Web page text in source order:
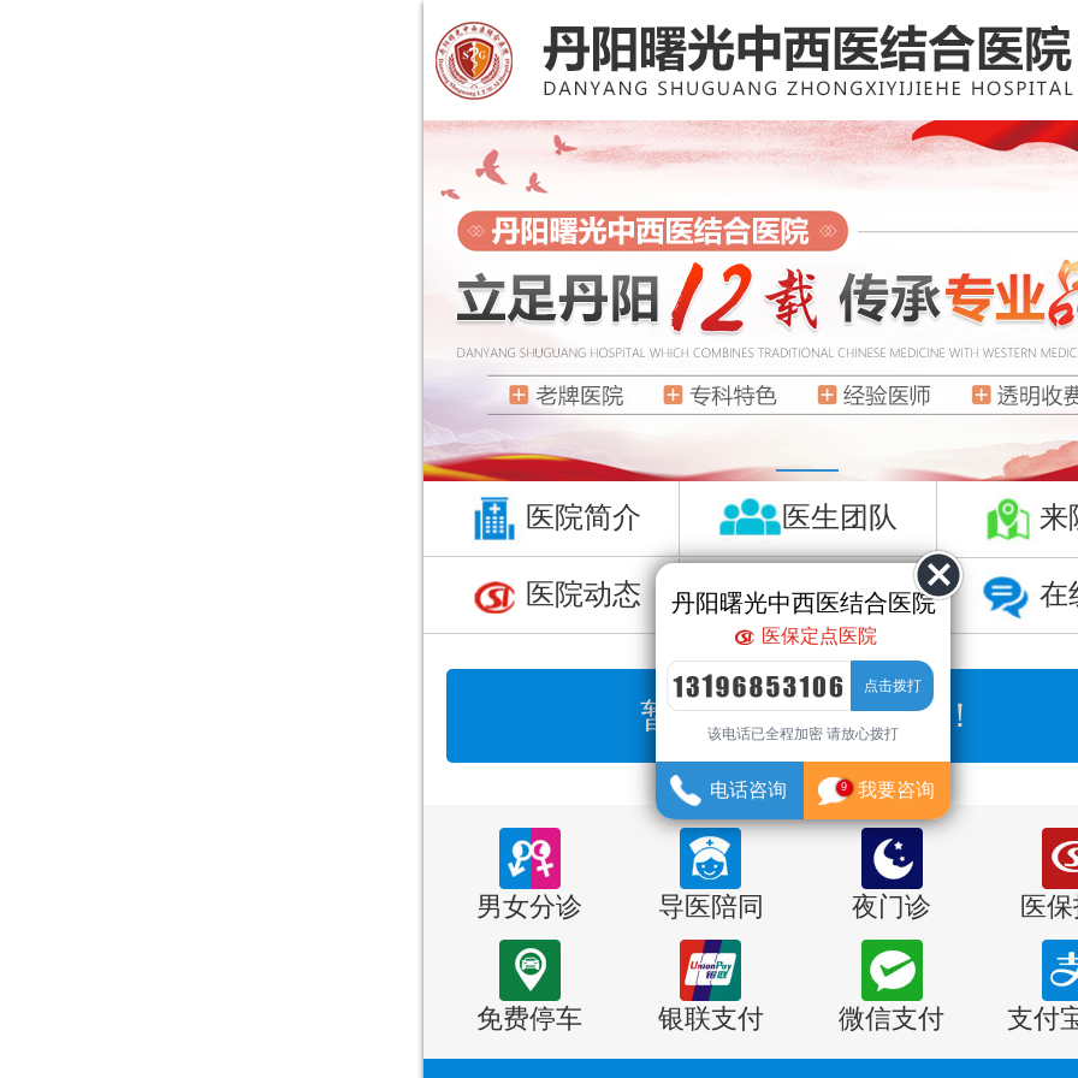
医院简介 医生团队 来
医院动态 预约挂号 在
暂无数据，直接咨询！
男女分诊 导医陪同 夜门诊 医
免费停车 银联支付 微信支付 支付
丹阳曙光中西医结合医院
医保定点医院
该电话已全程加密 请放心拨打
电话咨询 9 我要咨询